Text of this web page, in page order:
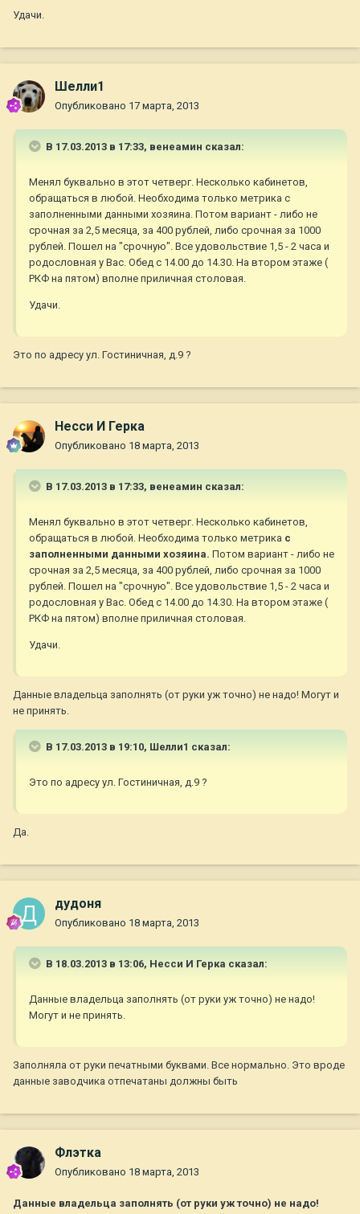
Удачи.
Шелли1
Опубликовано 17 марта, 2013
В 17.03.2013 в 17:33, венеамин сказал:
Менял буквально в этот четверг. Несколько кабинетов,
обращаться в любой. Необходима только метрика с
заполненными данными хозяина. Потом вариант - либо не
срочная за 2,5 месяца, за 400 рублей, либо срочная за 1000
рублей. Пошел на "срочную". Все удовольствие 1,5 - 2 часа и
родословная у Вас. Обед с 14.00 до 14.30. На втором этаже (
РКФ на пятом) вполне приличная столовая.
Удачи.
Это по адресу ул. Гостиничная, д.9 ?
Несси И Герка
Опубликовано 18 марта, 2013
В 17.03.2013 в 17:33, венеамин сказал:
Менял буквально в этот четверг. Несколько кабинетов,
обращаться в любой. Необходима только метрика с
заполненными данными хозяина. Потом вариант - либо не
срочная за 2,5 месяца, за 400 рублей, либо срочная за 1000
рублей. Пошел на "срочную". Все удовольствие 1,5 - 2 часа и
родословная у Вас. Обед с 14.00 до 14.30. На втором этаже (
РКФ на пятом) вполне приличная столовая.
Удачи.
Данные владельца заполнять (от руки уж точно) не надо! Могут и
не принять.
В 17.03.2013 в 19:10, Шелли1 сказал:
Это по адресу ул. Гостиничная, д.9 ?
Да.
дудоня
Опубликовано 18 марта, 2013
В 18.03.2013 в 13:06, Несси И Герка сказал:
Данные владельца заполнять (от руки уж точно) не надо!
Могут и не принять.
Заполняла от руки печатными буквами. Все нормально. Это вроде
данные заводчика отпечатаны должны быть
Флэтка
Опубликовано 18 марта, 2013
Данные владельца заполнять (от руки уж точно) не надо!